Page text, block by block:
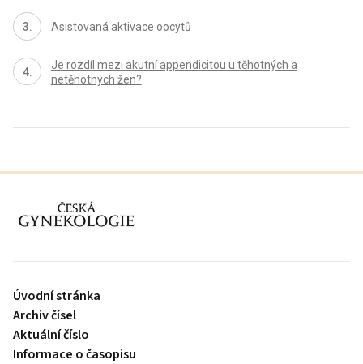
Asistovaná aktivace oocytů
Je rozdíl mezi akutní appendicitou u těhotných a
netěhotných žen?
proLékaře.cz
Úvodní stránka
Archiv čísel
Aktuální číslo
Informace o časopisu